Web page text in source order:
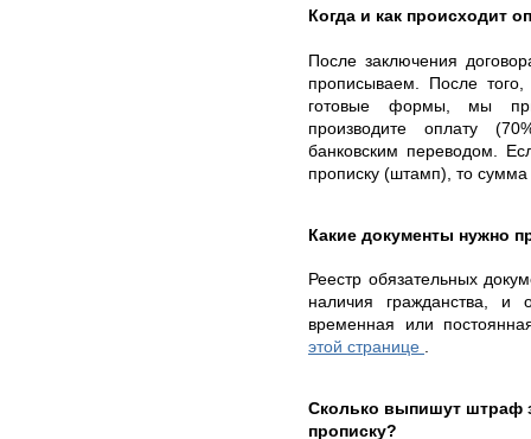
Когда и как происходит
После заключения
прописываем. После
готовые формы, мы
производите оплату
банковским переводом.
прописку (штамп), то
Какие документы нужно
Реестр обязательных
наличия гражданства,
временная или
этой странице .
Сколько выпишут штраф
прописку?